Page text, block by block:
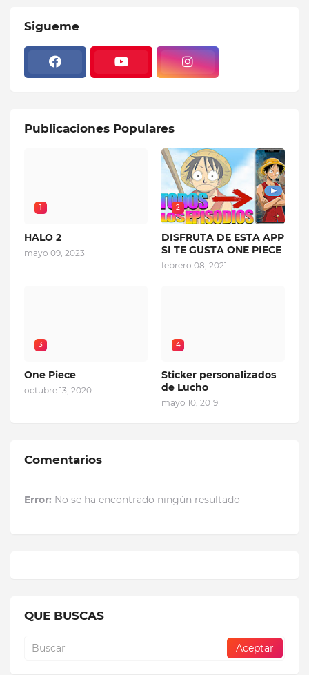
Sigueme
Publicaciones Populares
1
HALO 2
mayo 09, 2023
2
DISFRUTA DE ESTA APP
SI TE GUSTA ONE PIECE
febrero 08, 2021
3
One Piece
octubre 13, 2020
4
Sticker personalizados
de Lucho
mayo 10, 2019
Comentarios
Error: No se ha encontrado ningún resultado
QUE BUSCAS